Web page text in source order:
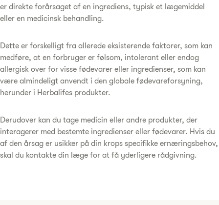
er direkte forårsaget af en ingrediens, typisk et lægemiddel
eller en medicinsk behandling.
Dette er forskelligt fra allerede eksisterende faktorer, som kan
medføre, at en forbruger er følsom, intolerant eller endog
allergisk over for visse fødevarer eller ingredienser, som kan
være almindeligt anvendt i den globale fødevareforsyning,
herunder i Herbalifes produkter.
Derudover kan du tage medicin eller andre produkter, der
interagerer med bestemte ingredienser eller fødevarer. Hvis du
af den årsag er usikker på din krops specifikke ernæringsbehov,
skal du kontakte din læge for at få yderligere rådgivning.